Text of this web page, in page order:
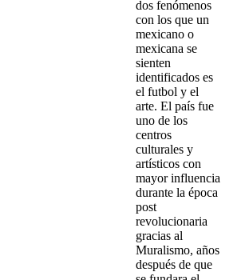
dos fenómenos
con los que un
mexicano o
mexicana se
sienten
identificados es
el futbol y el
arte. El país fue
uno de los
centros
culturales y
artísticos con
mayor influencia
durante la época
post
revolucionaria
gracias al
Muralismo, años
después de que